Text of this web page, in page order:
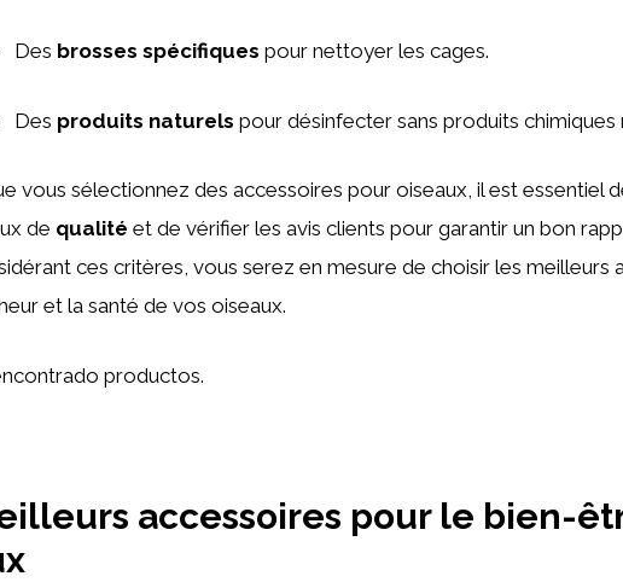
Des brosses spécifiques pour nettoyer les cages.
Des produits naturels pour désinfecter sans produits chimiques
vous sélectionnez des accessoires pour oiseaux, il est essentiel
de qualité et de vérifier les avis clients pour garantir un bon
ces critères, vous serez en mesure de choisir les meilleurs
et la santé de vos oiseaux.
productos.
accessoires pour le bien-